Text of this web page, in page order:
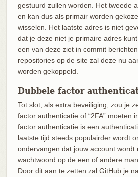
gestuurd zullen worden. Het tweede
en kan dus als primair worden
wisselen. Het laatste adres is niet
dat je deze niet je primaire adres
een van deze ziet in commit
repositories op de site zal deze nu
worden gekoppeld.
Dubbele factor
Tot slot, als extra beveiliging, zou je
factor authenticatie of “2FA” moeten
factor authenticatie is een
laatste tijd steeds populairder wordt
ondervangen dat jouw account wordt
wachtwoord op de een of andere
Door dit aan te zetten zal GitHub je